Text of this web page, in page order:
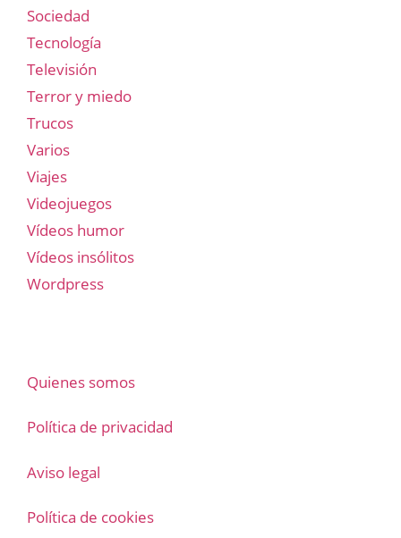
Sociedad
Tecnología
Televisión
Terror y miedo
Trucos
Varios
Viajes
Videojuegos
Vídeos humor
Vídeos insólitos
Wordpress
Quienes somos
Política de privacidad
Aviso legal
Política de cookies